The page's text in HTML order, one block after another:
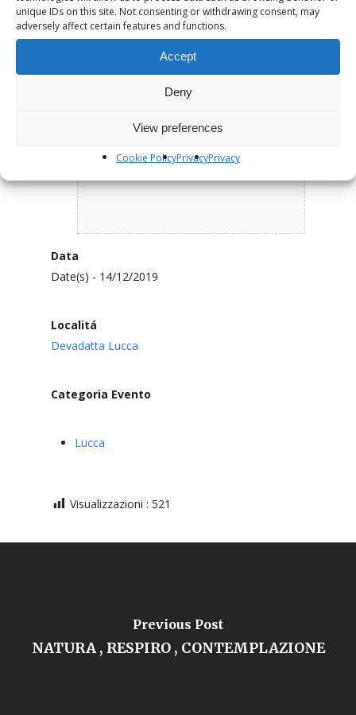
unique IDs on this site. Not consenting or withdrawing consent, may
adversely affect certain features and functions.
Accept
Deny
View preferences
Cookie PolicyPrivacyPrivacy
Data
Date(s) - 14/12/2019
Localitá
Devadatta Lucca
Categoria Evento
Lucca
Visualizzazioni : 521
Previous Post
NATURA , RESPIRO , CONTEMPLAZIONE